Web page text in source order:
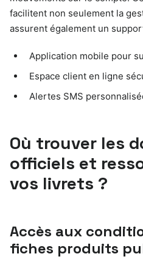
facilitent non seulement la
assurent également un
Application mobile pour
Espace client en ligne
Alertes SMS
Où trouver les
officiels et
vos livrets ?
Accès aux
fiches produits